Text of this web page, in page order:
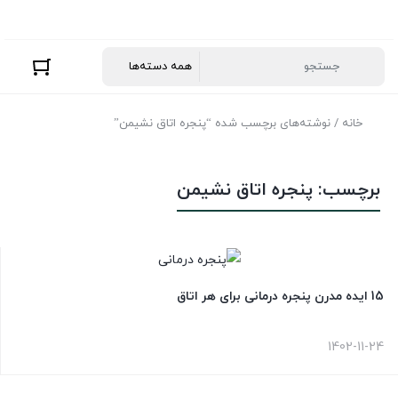
خانه / نوشته‌های برچسب شده “پنجره اتاق نشیمن”
برچسب: پنجره اتاق نشیمن
15 ایده مدرن پنجره درمانی برای هر اتاق
1402-11-24